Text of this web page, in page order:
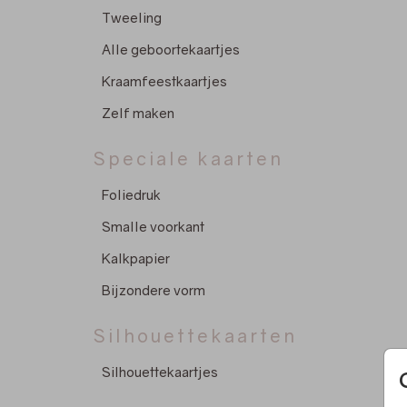
Tweeling
Alle geboortekaartjes
Kraamfeestkaartjes
Zelf maken
Speciale kaarten
Foliedruk
Smalle voorkant
Kalkpapier
Bijzondere vorm
Silhouettekaarten
Silhouettekaartjes